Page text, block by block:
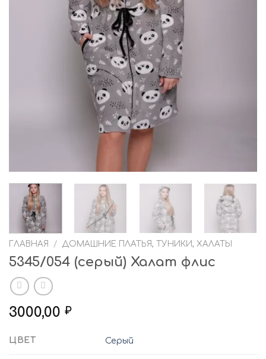
ГЛАВНАЯ / ДОМАШНИЕ ПЛАТЬЯ, ТУНИКИ, ХАЛАТЫ
5345/054 (серый) Халат флис
3000,00 ₽
ЦВЕТ Серый